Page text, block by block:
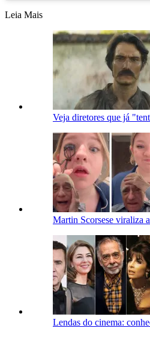
Leia Mais
Veja diretores que já
Martin Scorsese viraliza
Lendas do cinema: